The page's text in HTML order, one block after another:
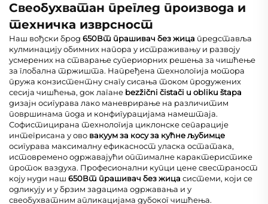
Свеобухватан преглед производа и
техничка изврсност
Наш вођски брод 650Вт прашивач без жица представља
кулминацију обимних напора у истраживању и развоју
усмерених на стварање супериорних решења за чишћење
за глобална тржишта. Напређена технологија мотора
пружа конзистентну снагу сисања током продужених
сесија чишћења, док лагане bezžični čistači u obliku štapa
дизајн осигурава лако маневрирање на различитим
површинама пода и конфигурацијама намештаја.
Софистицирана технологија циклонске сепарације
интегрисана у ово вакуум за косу за кућне љубимце
осигурава максималну ефикасност уласка остатака,
истовремено одржавајући оптималне карактеристике
проток ваздуха. Професионални купци цене свестраност
коју нуди наш 650Вт прашивач без жица системи, који се
одликују и у брзим задацима одржавања и у
свеобухватним апликацијама дубоког чишћења.